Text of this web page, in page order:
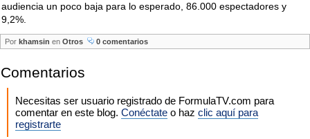
audiencia un poco baja para lo esperado, 86.000 espectadores y
9,2%.
Por khamsin en Otros 0 comentarios
Comentarios
Necesitas ser usuario registrado de FormulaTV.com para
comentar en este blog. Conéctate o haz clic aquí para
registrarte